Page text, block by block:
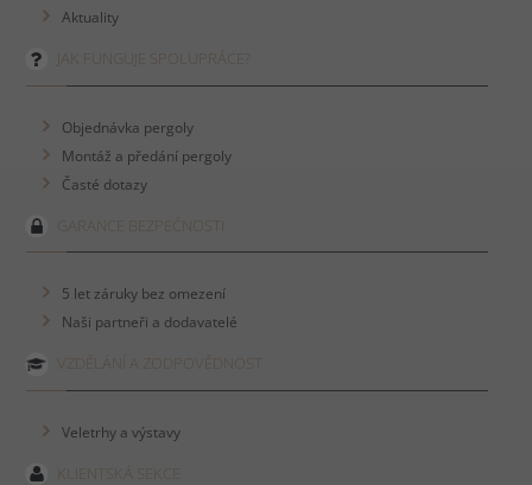
Aktuality
JAK FUNGUJE SPOLUPRÁCE?
Objednávka pergoly
Montáž a předání pergoly
Časté dotazy
GARANCE BEZPEČNOSTI
5 let záruky bez omezení
Naši partneři a dodavatelé
VZDĚLÁNÍ A ZODPOVĚDNOST
Veletrhy a výstavy
KLIENTSKÁ SEKCE